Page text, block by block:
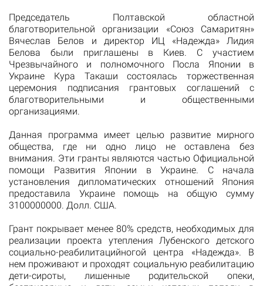
Председатель Полтавской областной
благотворительной организации «Союз Самаритян»
Вячеслав Белов и директор ИЦ «Надежда» Лидия
Белова были приглашены в Киев. С участием
Чрезвычайного и полномочного Посла Японии в
Украине Кура Такаши состоялась торжественная
церемония подписания грантовых соглашений с
благотворительными и общественными
организациями.
Данная программа имеет целью развитие мирного
общества, где ни одно лицо не оставлена ​​без
внимания. Эти гранты являются частью Официальной
помощи Развития Японии в Украине. С начала
установления дипломатических отношений Япония
предоставила Украине помощь на общую сумму
3100000000. Долл. США.
Грант покрывает менее 80% средств, необходимых для
реализации проекта утепления Лубенского детского
социально-реабилитацийногой центра «Надежда». В
нем проживают и проходят социальную реабилитацию
дети-сироты, лишенные родительской опеки,